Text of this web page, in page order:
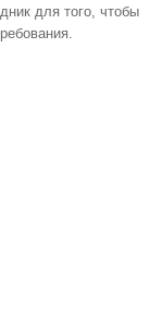
для того, чтобы